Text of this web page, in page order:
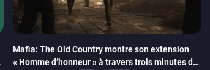
Mafia: The Old Country montre son extension
« Homme d’honneur » à travers trois minutes de